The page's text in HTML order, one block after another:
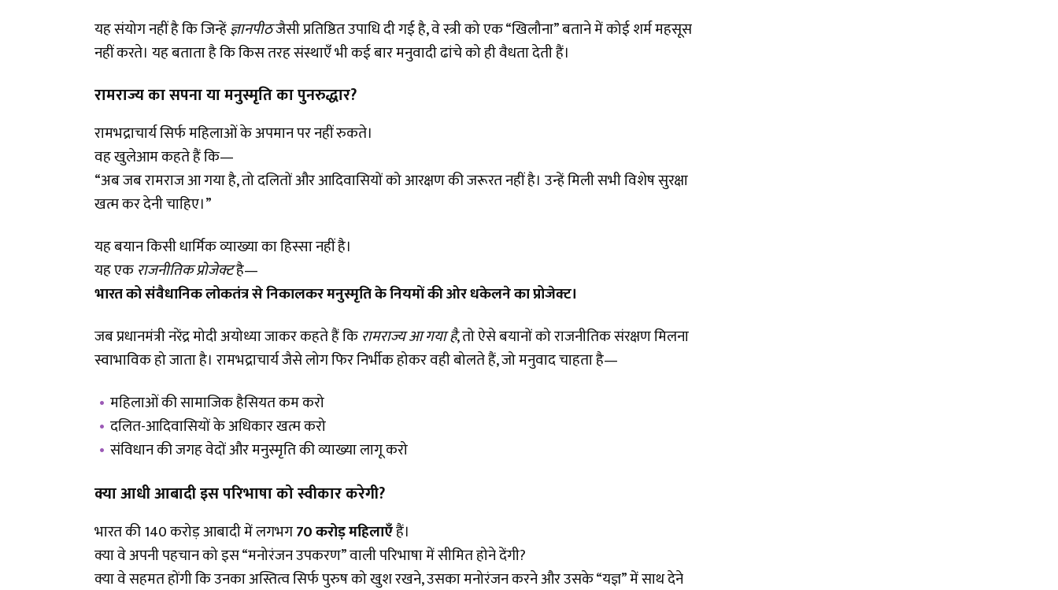
यह संयोग नहीं है कि जिन्हेंज्ञानपीठजैसी प्रतिष्ठित उपाधि दी गई है, वे स्त्री को एक “खिलौना” बताने में कोई शर्म महसूस
नहीं करते। यह बताता है कि किस तरह संस्थाएँ भी कई बार मनुवादी ढांचे को ही वैधता देती हैं।
रामराज्य का सपना या मनुस्मृति का पुनरुद्धार?
रामभद्राचार्य सिर्फ महिलाओं के अपमान पर नहीं रुकते।
वह खुलेआम कहते हैं कि—
“अब जब रामराज आ गया है, तो दलितों और आदिवासियों को आरक्षण की जरूरत नहीं है। उन्हें मिली सभी विशेष सुरक्षा
खत्म कर देनी चाहिए।”
यह बयान किसी धार्मिक व्याख्या का हिस्सा नहीं है।
यह एकराजनीतिक प्रोजेक्टहै—
भारत को संवैधानिक लोकतंत्र से निकालकर मनुस्मृति के नियमों की ओर धकेलने का प्रोजेक्ट।
जब प्रधानमंत्री नरेंद्र मोदी अयोध्या जाकर कहते हैं किरामराज्य आ गया है, तो ऐसे बयानों को राजनीतिक संरक्षण मिलना
स्वाभाविक हो जाता है। रामभद्राचार्य जैसे लोग फिर निर्भीक होकर वही बोलते हैं, जो मनुवाद चाहता है—
महिलाओं की सामाजिक हैसियत कम करो
दलित-आदिवासियों के अधिकार खत्म करो
संविधान की जगह वेदों और मनुस्मृति की व्याख्या लागू करो
क्या आधी आबादी इस परिभाषा को स्वीकार करेगी?
भारत की 140 करोड़ आबादी में लगभग70 करोड़ महिलाएँहैं।
क्या वे अपनी पहचान को इस “मनोरंजन उपकरण” वाली परिभाषा में सीमित होने देंगी?
क्या वे सहमत होंगी कि उनका अस्तित्व सिर्फ पुरुष को खुश रखने, उसका मनोरंजन करने और उसके “यज्ञ” में साथ देने